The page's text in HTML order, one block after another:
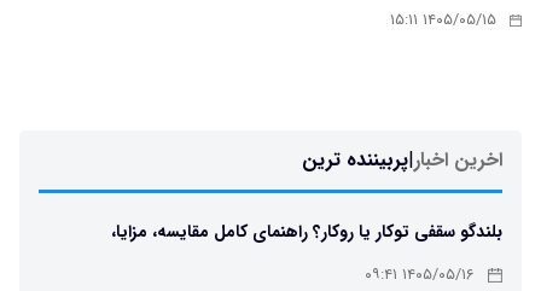
۱۴۰۵/۰۵/۱۵ ۱۵:۱۱
اخرین اخبار|پربیننده ترین
بلندگو سقفی توکار یا روکار؟ راهنمای کامل مقایسه، مزایا،
معایب و انتخاب بهترین مدل
۱۴۰۵/۰۵/۱۶ ۰۹:۴۱